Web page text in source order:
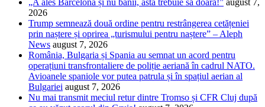
„A ales Barcelona și nu banii, asta trebuie să doară!” august 7,
2026
Trump semnează două ordine pentru restrângerea cetățeniei
prin naștere și oprirea „turismului pentru naștere” – Aleph
News august 7, 2026
România, Bulgaria și Spania au semnat un acord pentru
operațiuni transfrontaliere de poliție aeriană în cadrul NATO.
Avioanele spaniole vor putea patrula și în spațiul aerian al
Bulgariei august 7, 2026
Nu mai transmit meciul retur dintre Tromso și CFR Cluj după